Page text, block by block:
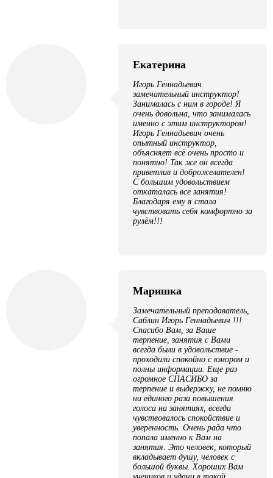
Екатерина
Игорь Геннадьевич
замечательный инструктор!
Занималась с ним в городе! Я
очень довольна, что занималась
именно с этим инструктором!
Игорь Геннадьевич очень
опытный инструктор,
объясняет всё очень просто и
понятно! Так же он всегда
приветлив и доброжелателен!
С большим удовольствием
откаталась все занятия!
Благодаря ему я стала
чувствовать себя комфортно за
рулём!!!
Маришка
Замечательный преподаватель,
Саблин Игорь Геннадьевич !!!
Спасибо Вам, за Ваше
терпение, занятия с Вами
всегда были в удовольствие -
проходили спокойно с юмором и
полны информации. Еще раз
огромное СПАСИБО за
терпение и выдержку, не помню
ни единого раза повышения
голоса на занятиях, всегда
чувствовалось спокойствие и
уверенность. Очень рада что
попала именно к Вам на
занятия. Это человек, который
вкладывает душу, человек с
большой буквы. Хороших Вам